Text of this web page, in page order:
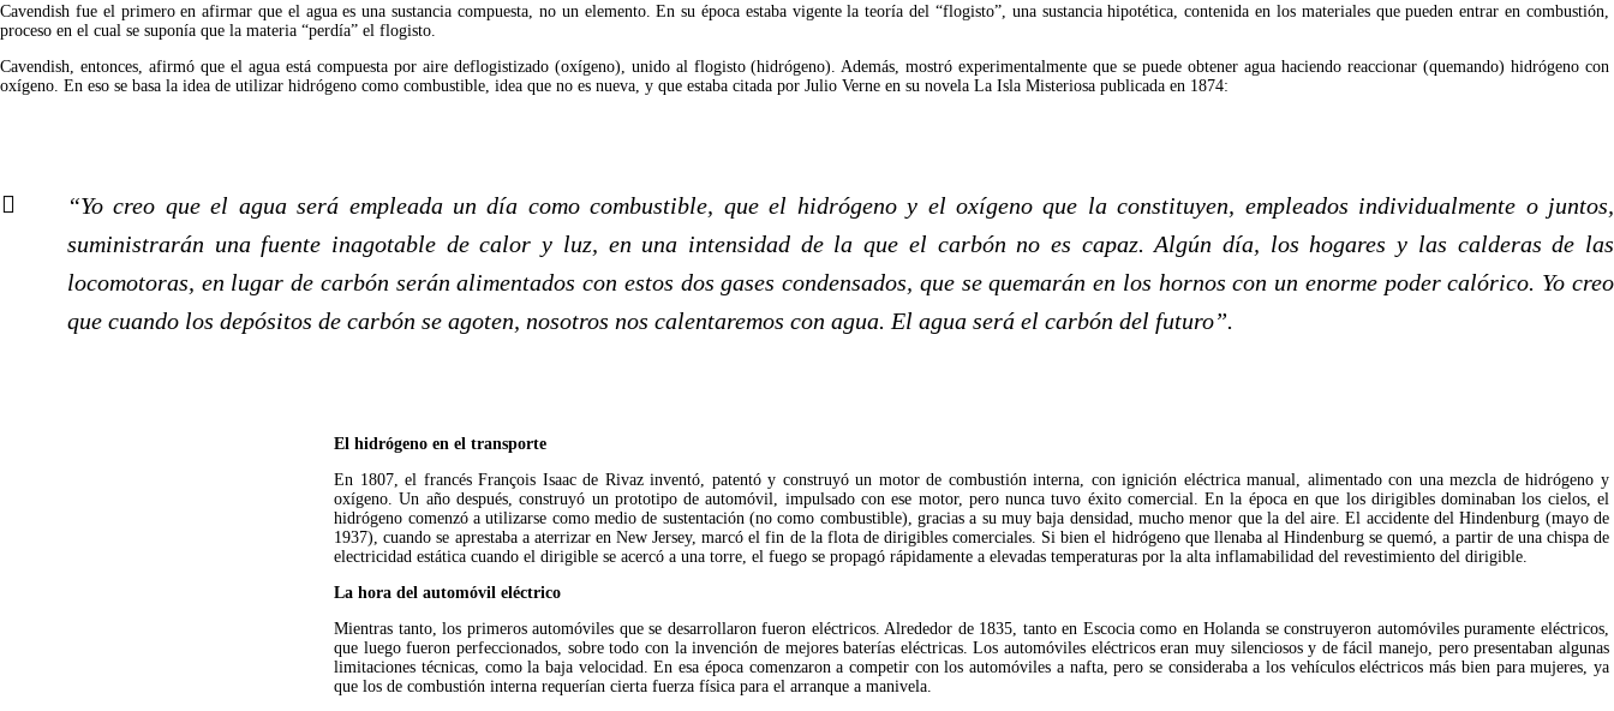
Cavendish fue el primero en afirmar que el agua es una sustancia compuesta, no un elemento. En su época estaba vigente la teoría del “flogisto”, una sustancia hipotética, contenida en los materiales que pueden entrar en combustión,
proceso en el cual se suponía que la materia “perdía” el flogisto.
Cavendish, entonces, afirmó que el agua está compuesta por aire deflogistizado (oxígeno), unido al flogisto (hidrógeno). Además, mostró experimentalmente que se puede obtener agua haciendo reaccionar (quemando) hidrógeno con
oxígeno. En eso se basa la idea de utilizar hidrógeno como combustible, idea que no es nueva, y que estaba citada por Julio Verne en su novela La Isla Misteriosa publicada en 1874:
“Yo creo que el agua será empleada un día como combustible, que el hidrógeno y el oxígeno que la constituyen, empleados individualmente o juntos,
suministrarán una fuente inagotable de calor y luz, en una intensidad de la que el carbón no es capaz. Algún día, los hogares y las calderas de las
locomotoras, en lugar de carbón serán alimentados con estos dos gases condensados, que se quemarán en los hornos con un enorme poder calórico. Yo creo
que cuando los depósitos de carbón se agoten, nosotros nos calentaremos con agua. El agua será el carbón del futuro”.
El hidrógeno en el transporte
En 1807, el francés François Isaac de Rivaz inventó, patentó y construyó un motor de combustión interna, con ignición eléctrica manual, alimentado con una mezcla de hidrógeno y
oxígeno. Un año después, construyó un prototipo de automóvil, impulsado con ese motor, pero nunca tuvo éxito comercial. En la época en que los dirigibles dominaban los cielos, el
hidrógeno comenzó a utilizarse como medio de sustentación (no como combustible), gracias a su muy baja densidad, mucho menor que la del aire. El accidente del Hindenburg (mayo de
1937), cuando se aprestaba a aterrizar en New Jersey, marcó el fin de la flota de dirigibles comerciales. Si bien el hidrógeno que llenaba al Hindenburg se quemó, a partir de una chispa de
electricidad estática cuando el dirigible se acercó a una torre, el fuego se propagó rápidamente a elevadas temperaturas por la alta inflamabilidad del revestimiento del dirigible.
La hora del automóvil eléctrico
Mientras tanto, los primeros automóviles que se desarrollaron fueron eléctricos. Alrededor de 1835, tanto en Escocia como en Holanda se construyeron automóviles puramente eléctricos,
que luego fueron perfeccionados, sobre todo con la invención de mejores baterías eléctricas. Los automóviles eléctricos eran muy silenciosos y de fácil manejo, pero presentaban algunas
limitaciones técnicas, como la baja velocidad. En esa época comenzaron a competir con los automóviles a nafta, pero se consideraba a los vehículos eléctricos más bien para mujeres, ya
que los de combustión interna requerían cierta fuerza física para el arranque a manivela.